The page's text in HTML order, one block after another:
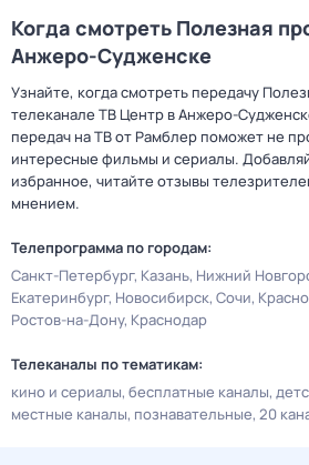
Когда смотреть Полезная
Анжеро-Судженске
Узнайте, когда смотреть передачу
телеканале ТВ Центр в Анжеро-
передач на ТВ от Рамблер поможет не
интересные фильмы и сериалы.
избранное, читайте отзывы
мнением.
Телепрограмма по городам:
Санкт-Петербург Казань Нижний
Екатеринбург Новосибирск Сочи
Ростов-на-Дону Краснодар
Телеканалы по тематикам:
кино и сериалы бесплатные каналы
местные каналы познавательные 20